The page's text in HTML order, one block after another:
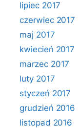
lipiec 2017
czerwiec 2017
maj 2017
kwiecień 2017
marzec 2017
luty 2017
styczeń 2017
grudzień 2016
listopad 2016